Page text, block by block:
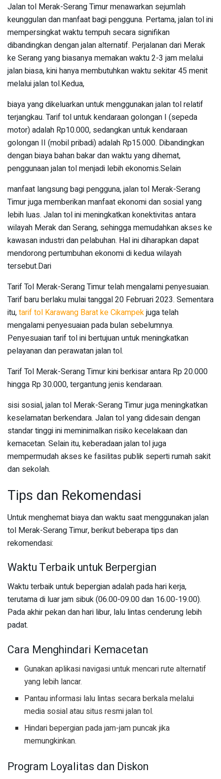
Jalan tol Merak-Serang Timur menawarkan sejumlah
keunggulan dan manfaat bagi pengguna. Pertama, jalan tol ini
mempersingkat waktu tempuh secara signifikan
dibandingkan dengan jalan alternatif. Perjalanan dari Merak
ke Serang yang biasanya memakan waktu 2-3 jam melalui
jalan biasa, kini hanya membutuhkan waktu sekitar 45 menit
melalui jalan tol.Kedua,
biaya yang dikeluarkan untuk menggunakan jalan tol relatif
terjangkau. Tarif tol untuk kendaraan golongan I (sepeda
motor) adalah Rp10.000, sedangkan untuk kendaraan
golongan II (mobil pribadi) adalah Rp15.000. Dibandingkan
dengan biaya bahan bakar dan waktu yang dihemat,
penggunaan jalan tol menjadi lebih ekonomis.Selain
manfaat langsung bagi pengguna, jalan tol Merak-Serang
Timur juga memberikan manfaat ekonomi dan sosial yang
lebih luas. Jalan tol ini meningkatkan konektivitas antara
wilayah Merak dan Serang, sehingga memudahkan akses ke
kawasan industri dan pelabuhan. Hal ini diharapkan dapat
mendorong pertumbuhan ekonomi di kedua wilayah
tersebut.Dari
Tarif Tol Merak-Serang Timur telah mengalami penyesuaian.
Tarif baru berlaku mulai tanggal 20 Februari 2023. Sementara
itu,tarif tol Karawang Barat ke Cikampekjuga telah
mengalami penyesuaian pada bulan sebelumnya.
Penyesuaian tarif tol ini bertujuan untuk meningkatkan
pelayanan dan perawatan jalan tol.
Tarif Tol Merak-Serang Timur kini berkisar antara Rp 20.000
hingga Rp 30.000, tergantung jenis kendaraan.
sisi sosial, jalan tol Merak-Serang Timur juga meningkatkan
keselamatan berkendara. Jalan tol yang didesain dengan
standar tinggi ini meminimalkan risiko kecelakaan dan
kemacetan. Selain itu, keberadaan jalan tol juga
mempermudah akses ke fasilitas publik seperti rumah sakit
dan sekolah.
Tips dan Rekomendasi
Untuk menghemat biaya dan waktu saat menggunakan jalan
tol Merak-Serang Timur, berikut beberapa tips dan
rekomendasi:
Waktu Terbaik untuk Berpergian
Waktu terbaik untuk bepergian adalah pada hari kerja,
terutama di luar jam sibuk (06.00-09.00 dan 16.00-19.00).
Pada akhir pekan dan hari libur, lalu lintas cenderung lebih
padat.
Cara Menghindari Kemacetan
Gunakan aplikasi navigasi untuk mencari rute alternatif
yang lebih lancar.
Pantau informasi lalu lintas secara berkala melalui
media sosial atau situs resmi jalan tol.
Hindari bepergian pada jam-jam puncak jika
memungkinkan.
Program Loyalitas dan Diskon